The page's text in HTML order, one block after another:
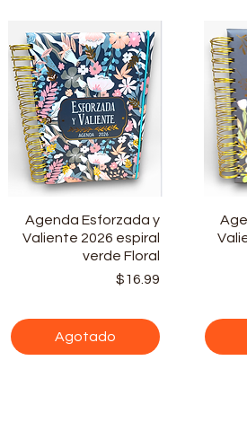
Vista rápida
Agenda Esforzada y
Valiente 2026 espiral
verde Floral
Precio
$16.99
Agotado